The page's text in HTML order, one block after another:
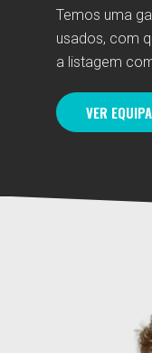
Temos uma
usados, com
a listagem
VER